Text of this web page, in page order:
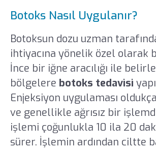
Botoks Nasıl Uygulanır?
Botoksun dozu uzman
ihtiyacına yönelik özel olarak
İnce bir iğne aracılığı ile
bölgelere botoks tedavisi
Enjeksiyon uygulaması
ve genellikle ağrısız bir
işlemi çoğunlukla 10 ila 20
sürer. İşlemin ardından ciltte